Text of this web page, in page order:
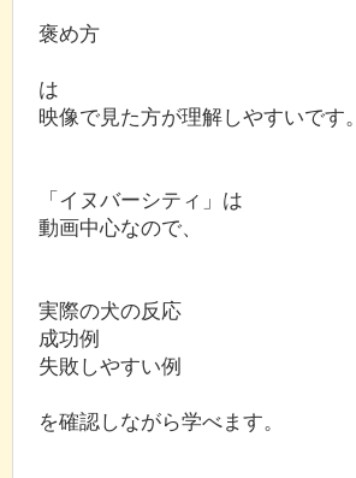
褒め方
は
映像で見た方が理解しやすいです。
「イヌバーシティ」は
動画中心なので、
実際の犬の反応
成功例
失敗しやすい例
を確認しながら学べます。